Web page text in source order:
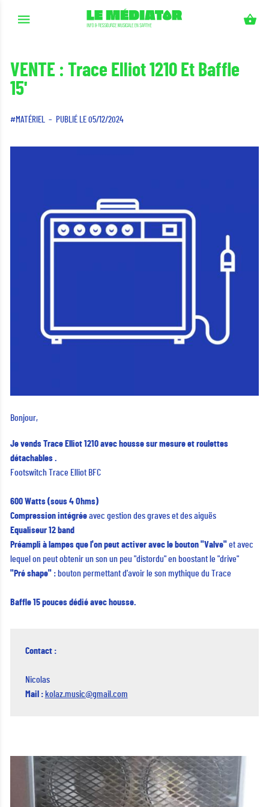
Aller au contenu principal
VENTE : Trace Elliot 1210 Et Baffle
15'
MATÉRIEL PUBLIÉ LE 05/12/2024
Bonjour,
Je vends Trace Elliot 1210 avec housse sur mesure et roulettes
détachables .
Footswitch Trace Elliot BFC
600 Watts (sous 4 Ohms)
Compression intégréeavec gestion des graves et des aiguës
Equaliseur 12 band
Préampli à lampes que l'on peut activer avec le bouton "Valve"et avec
lequel on peut obtenir un son un peu "distordu" en boostant le "drive"
"Pré shape" : bouton permettant d'avoir le son mythique du Trace
Baffle 15 pouces dédié avec housse.
Contact :
Nicolas
Mail : kolaz.music@gmail.com